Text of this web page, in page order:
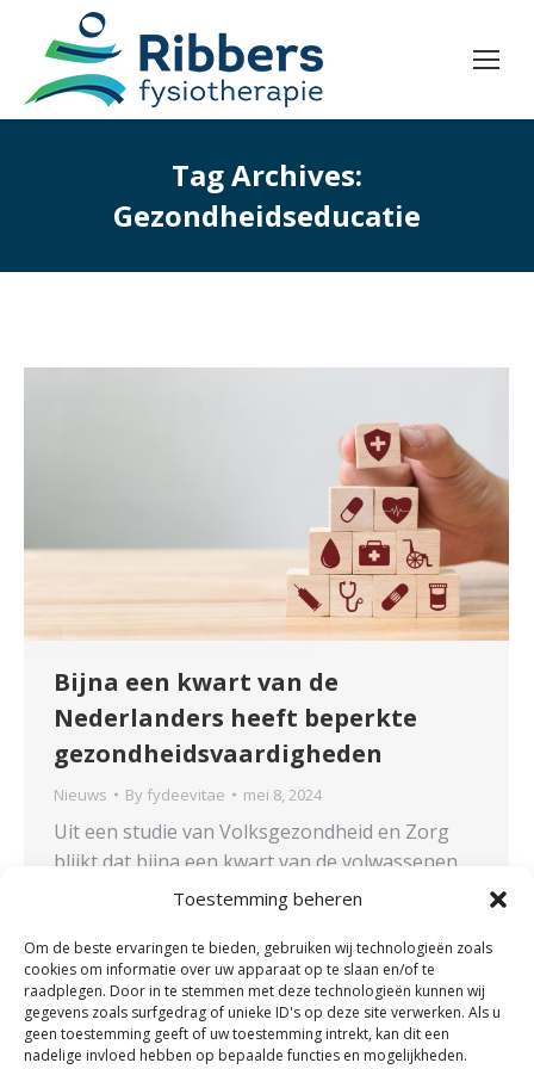
Toestemming beheren
Om de beste ervaringen te bieden, gebruiken wij technologieën zoals
cookies om informatie over uw apparaat op te slaan en/of te
raadplegen. Door in te stemmen met deze technologieën kunnen wij
gegevens zoals surfgedrag of unieke ID's op deze site verwerken. Als u
geen toestemming geeft of uw toestemming intrekt, kan dit een
nadelige invloed hebben op bepaalde functies en mogelijkheden.
Tag Archives:
Gezondheidseducatie
Bijna een kwart van de
Nederlanders heeft beperkte
gezondheidsvaardigheden
Nieuws By fydeevitae mei 8, 2024
Uit een studie van Volksgezondheid en Zorg
blijkt dat bijna een kwart van de volwassenen
tekortschietende of beperkte
tekortkomingen hebben vaak nadelige effecten
op de gezondheid. Opmerkelijk is dat
laagopgeleide individuen vaker
tekortschietende of beperkte